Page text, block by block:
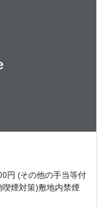
円 (その他の手当等付
煙対策)敷地内禁煙